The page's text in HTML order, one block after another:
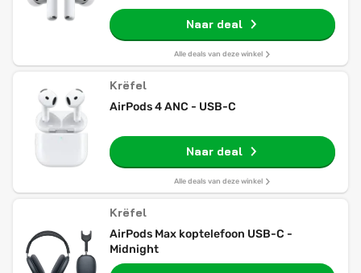
Naar deal
Alle deals van deze winkel
Krëfel
AirPods 4 ANC - USB-C
Naar deal
Alle deals van deze winkel
Krëfel
AirPods Max koptelefoon USB-C -
Midnight